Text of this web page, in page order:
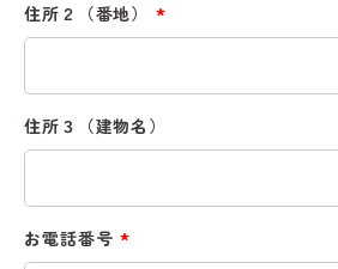
住所２（番地）
(必
住所３（建物名）
お電話番号
(必